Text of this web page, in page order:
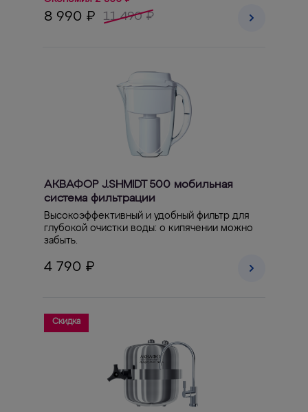
8 990 ₽ 11 490 ₽
АКВАФОР J.SHMIDT 500 мобильная
система фильтрации
Высокоэффективный и удобный фильтр для
глубокой очистки воды: о кипячении можно
забыть.
4 790 ₽
Скидка